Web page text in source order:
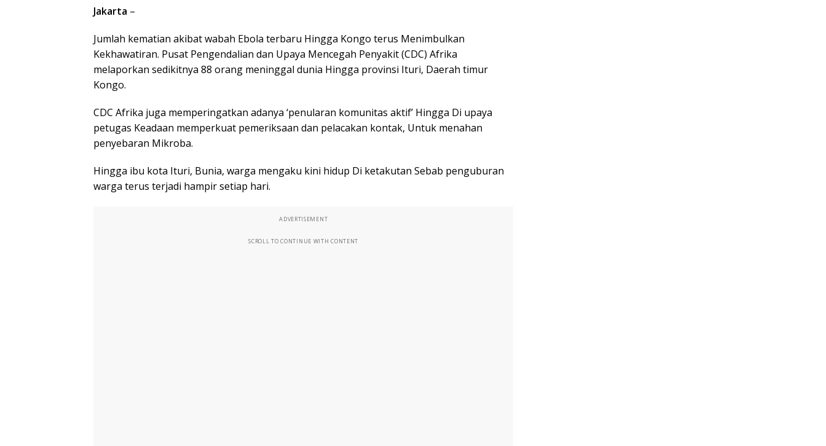
Jakarta –
Jumlah kematian akibat wabah Ebola terbaru Hingga Kongo terus Menimbulkan
Kekhawatiran. Pusat Pengendalian dan Upaya Mencegah Penyakit (CDC) Afrika
melaporkan sedikitnya 88 orang meninggal dunia Hingga provinsi Ituri, Daerah timur
Kongo.
CDC Afrika juga memperingatkan adanya ‘penularan komunitas aktif’ Hingga Di upaya
petugas Keadaan memperkuat pemeriksaan dan pelacakan kontak, Untuk menahan
penyebaran Mikroba.
Hingga ibu kota Ituri, Bunia, warga mengaku kini hidup Di ketakutan Sebab penguburan
warga terus terjadi hampir setiap hari.
ADVERTISEMENT
SCROLL TO CONTINUE WITH CONTENT